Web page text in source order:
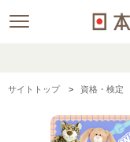
サイトトップ 資格・検定